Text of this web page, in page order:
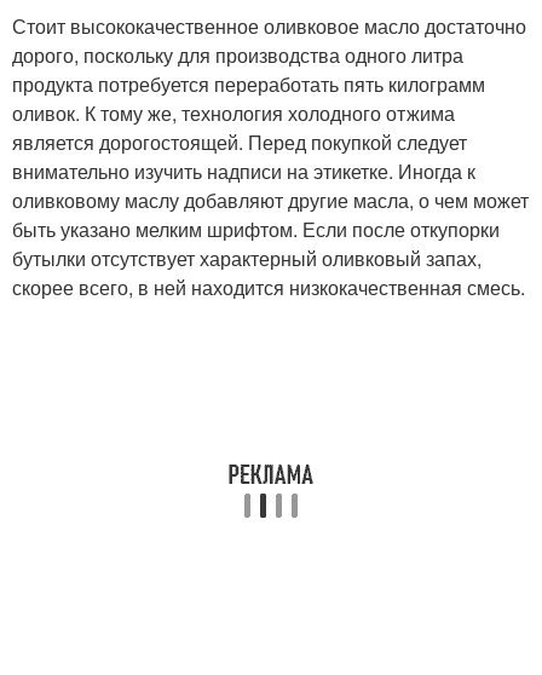
Стоит высококачественное оливковое масло достаточно
дорого, поскольку для производства одного литра
продукта потребуется переработать пять килограмм
оливок. К тому же, технология холодного отжима
является дорогостоящей. Перед покупкой следует
внимательно изучить надписи на этикетке. Иногда к
оливковому маслу добавляют другие масла, о чем может
быть указано мелким шрифтом. Если после откупорки
бутылки отсутствует характерный оливковый запах,
скорее всего, в ней находится низкокачественная смесь.